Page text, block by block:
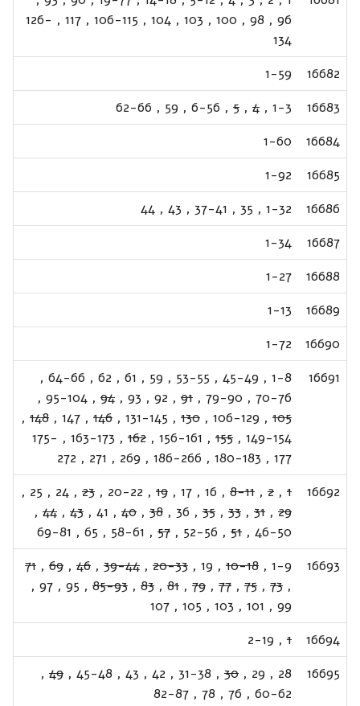
96
,
98
,
100
,
103
,
104
,
106-115
,
117
,
126-
134
16682
1-59
16683
1-3
,
4
,
5
,
6-56
,
59
,
62-66
16684
1-60
16685
1-92
16686
1-32
,
35
,
37-41
,
43
,
44
16687
1-34
16688
1-27
16689
1-13
16690
1-72
16691
1-8
,
45-49
,
53-55
,
59
,
61
,
62
,
64-66
,
70-76
,
79-90
,
91
,
92
,
93
,
94
,
95-104
,
105
,
106-129
,
130
,
131-145
,
146
,
147
,
148
,
149-154
,
155
,
156-161
,
162
,
163-173
,
175-
177
,
180-183
,
186-266
,
269
,
271
,
272
16692
1
,
2
,
8-11
,
16
,
17
,
19
,
20-22
,
23
,
24
,
25
,
29
,
31
,
33
,
35
,
36
,
38
,
40
,
41
,
43
,
44
,
46-50
,
51
,
52-56
,
57
,
58-61
,
65
,
69-81
16693
1-9
,
10-18
,
19
,
20-33
,
39-44
,
46
,
69
,
71
,
73
,
75
,
77
,
79
,
81
,
83
,
85-93
,
95
,
97
,
99
,
101
,
103
,
105
,
107
16694
1
,
2-19
16695
28
,
29
,
30
,
31-38
,
42
,
43
,
45-48
,
49
,
60-62
,
76
,
78
,
82-87